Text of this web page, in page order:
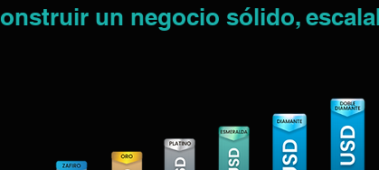
un negocio sólido,